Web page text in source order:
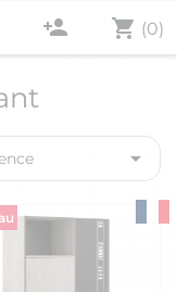
shopping_cart (0)
person_add
